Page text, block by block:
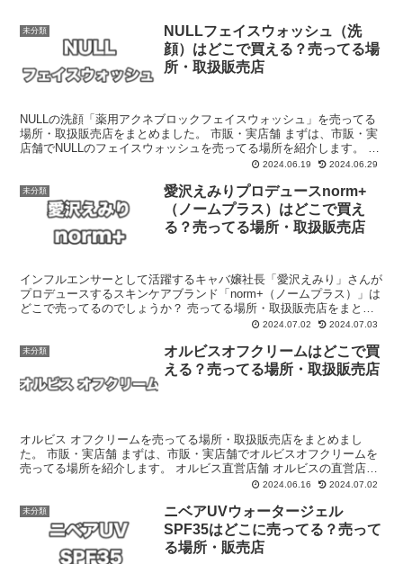
未分類
NULLフェイスウォッシュ（洗
顔）はどこで買える？売ってる場
所・取扱販売店
NULLの洗顔「薬用アクネブロックフェイスウォッシュ」を売ってる
場所・取扱販売店をまとめました。 市販・実店舗 まずは、市販・実
店舗でNULLのフェイスウォッシュを売ってる場所を紹介します。 東
急ハンズ・ロフト 大手バラエティショップである...
2024.06.19 2024.06.29
未分類
愛沢えみりプロデュースnorm+
（ノームプラス）はどこで買え
る？売ってる場所・取扱販売店
インフルエンサーとして活躍するキャバ嬢社長「愛沢えみり」さんが
プロデュースするスキンケアブランド「norm+（ノームプラス）」は
どこで売ってるのでしょうか？ 売ってる場所・取扱販売店をまとめ
ました。 市販・実店舗 まずは、市販・実店舗で売っ...
2024.07.02 2024.07.03
未分類
オルビスオフクリームはどこで買
える？売ってる場所・取扱販売店
オルビス オフクリームを売ってる場所・取扱販売店をまとめまし
た。 市販・実店舗 まずは、市販・実店舗でオルビスオフクリームを
売ってる場所を紹介します。 オルビス直営店舗 オルビスの直営店舗
でオルビスオフクリームを購入することができます。 オ...
2024.06.16 2024.07.02
未分類
ニベアUVウォータージェル
SPF35はどこに売ってる？売って
る場所・販売店